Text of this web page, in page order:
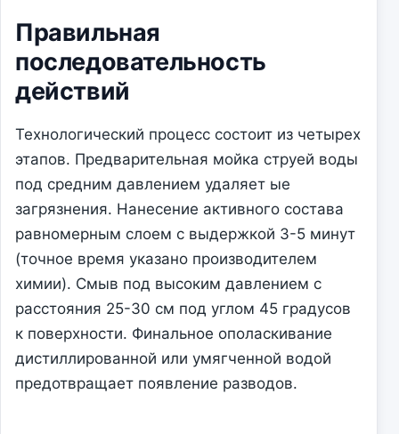
Правильная
последовательность
действий
Технологический процесс состоит из четырех
этапов. Предварительная мойка струей воды
под средним давлением удаляет ые
загрязнения. Нанесение активного состава
равномерным слоем с выдержкой 3-5 минут
(точное время указано производителем
химии). Смыв под высоким давлением с
расстояния 25-30 см под углом 45 градусов
к поверхности. Финальное ополаскивание
дистиллированной или умягченной водой
предотвращает появление разводов.